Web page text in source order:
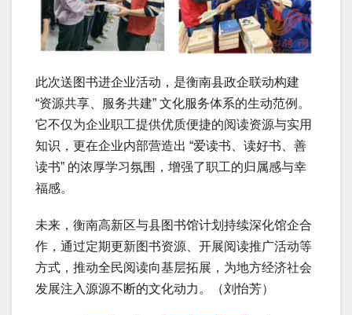
此次送图书进企业活动，是衡南县政企联动构建
“资源共享、服务共建” 文化服务体系的生动范例。
它不仅为企业职工提供优质便捷的阅读资源与实用
知识，更在企业内部营造出 “爱读书、读好书、善
读书” 的浓厚学习氛围，增强了职工的归属感与幸
福感。
未来，衡南高新区与县图书馆计划持续深化馆企合
作，通过定期更新图书资源、开展阅读推广活动等
方式，推动全民阅读向基层拓展，为地方经济社会
发展注入源源不断的文化动力。（刘怡芳）